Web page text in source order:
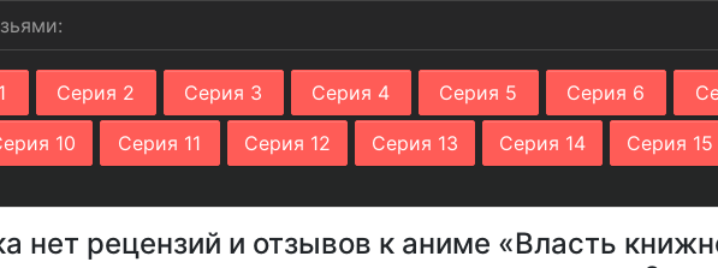
Серия 2 Серия 3 Серия 4 Серия 5 Серия 6
10 Серия 11 Серия 12 Серия 13 Серия 14 Серия 15
нет рецензий и отзывов к аниме «Власть